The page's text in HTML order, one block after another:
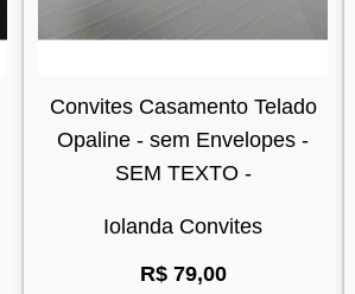
Convites Casamento Telado
Opaline - sem Envelopes -
SEM TEXTO -
Iolanda Convites
R$ 79,00